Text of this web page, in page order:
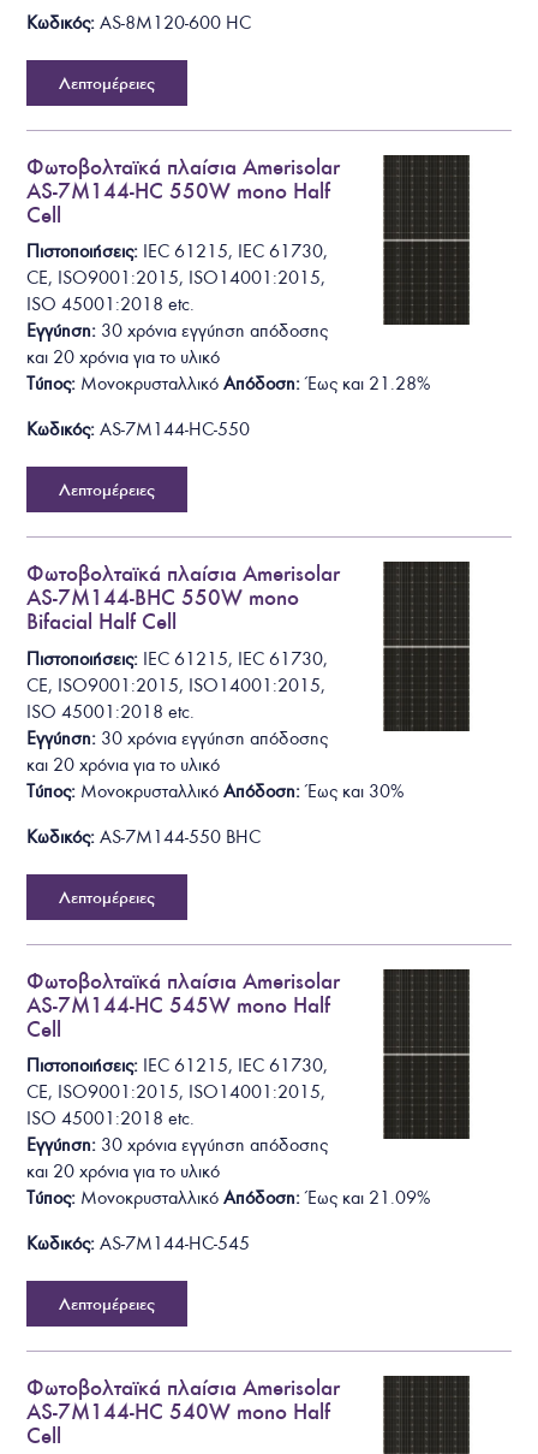
Κωδικός: AS-8M120-600 HC
Λεπτομέρειες
Φωτοβολταϊκά πλαίσια Amerisolar
AS-7M144-HC 550W mono Half
Cell
Πιστοποιήσεις: EC 61 215, EC 61 730,
CE, SO9001 :2015, SO14001 :2015,
ISO 45001:2018 etc.
Εγγύηση: 30 χρόνια εγγύηση απόδοσης
και 20 χρόνια για το υλικό
Τύπος: ΜονοκρυσταλλικόΑπόδοση:Έως και 21 .28%
Κωδικός: AS-7M144-HC-550
Λεπτομέρειες
Φωτοβολταϊκά πλαίσια Amerisolar
AS-7M144-BHC 550W mono
Bifacial Half Cell
Πιστοποιήσεις: IEC 61 215, IEC 61 730,
CE, ISO9001 :2015, ISO14001 :2015,
ISO 45001:2018 etc.
Εγγύηση: 30 χρόνια εγγύηση απόδοσης
και 20 χρόνια για το υλικό
Τύπος: ΜονοκρυσταλλικόΑπόδοση:Έως και 30%
Κωδικός: AS-7M144-550 BHC
Λεπτομέρειες
Φωτοβολταϊκά πλαίσια Amerisolar
AS-7M144-HC 545W mono Half
Cell
Πιστοποιήσεις: EC 61 215, EC 61 730,
CE, SO9001 :2015, SO14001 :2015,
ISO 45001:2018 etc.
Εγγύηση: 30 χρόνια εγγύηση απόδοσης
και 20 χρόνια για το υλικό
Τύπος: ΜονοκρυσταλλικόΑπόδοση:Έως και 21 .09%
Κωδικός: AS-7M144-HC-545
Λεπτομέρειες
Φωτοβολταϊκά πλαίσια Amerisolar
AS-7M144-HC 540W mono Half
Cell